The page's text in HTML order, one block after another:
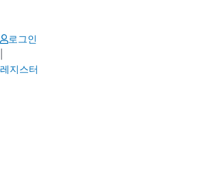
content
로그인
레지스터